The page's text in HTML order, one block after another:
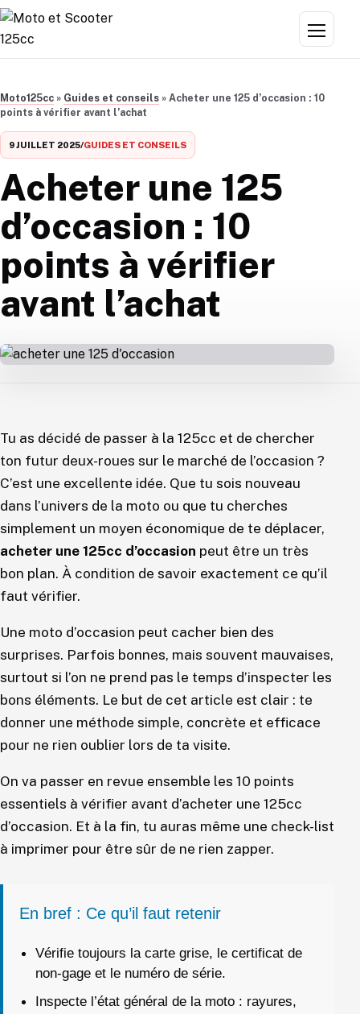
Aller au contenu
Menu
Moto125cc » Guides et conseils » Acheter une 125 d’occasion : 10
points à vérifier avant l’achat
9 JUILLET 2025/GUIDES ET CONSEILS
Acheter une 125
d’occasion : 10
points à vérifier
avant l’achat
Tu as décidé de passer à la 125cc et de chercher
ton futur deux-roues sur le marché de l’occasion ?
C’est une excellente idée. Que tu sois nouveau
dans l’univers de la moto ou que tu cherches
simplement un moyen économique de te déplacer,
acheter une 125cc d’occasion peut être un très
bon plan. À condition de savoir exactement ce qu’il
faut vérifier.
Une moto d’occasion peut cacher bien des
surprises. Parfois bonnes, mais souvent mauvaises,
surtout si l’on ne prend pas le temps d’inspecter les
bons éléments. Le but de cet article est clair : te
donner une méthode simple, concrète et efficace
pour ne rien oublier lors de ta visite.
On va passer en revue ensemble les 10 points
essentiels à vérifier avant d’acheter une 125cc
d’occasion. Et à la fin, tu auras même une check-list
à imprimer pour être sûr de ne rien zapper.
En bref : Ce qu’il faut retenir
Vérifie toujours la carte grise, le certificat de
non-gage et le numéro de série.
Inspecte l’état général de la moto : rayures,